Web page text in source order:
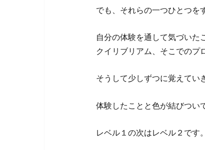
でも、それらの一つひとつを
自分の体験を通して気づいた
クイリブリアム、そこでのプ
そうして少しずつに覚えてい
体験したことと色が結びつい
レベル１の次はレベル２です。